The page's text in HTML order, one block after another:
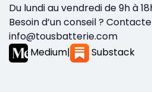
Du lundi au vendredi de 9h à
Besoin d’un conseil ?
info@tousbatterie.com
Medium| Substack